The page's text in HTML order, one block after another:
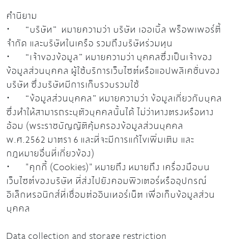
คำนิยาม
· “บริษัท” หมายความว่า บริษัท เออเบิ้ล พร็อพเพอร์ตี้
จำกัด และบริษัทในเครือ รวมถึงบริษัทร่วมทุน
· “เจ้าของข้อมูล” หมายความว่า บุคคลซึ่งเป็นเจ้าของ
ข้อมูลส่วนบุคคล ผู้ใช้บริการเว็บไซต์หรือแอปพลิเคชั่นของ
บริษัท ซึ่งบริษัทมีการเก็บรวบรวมใช้
· “ข้อมูลส่วนบุคคล” หมายความว่า ข้อมูลเกี่ยวกับบุคล
ซึ่งทำให้สามารถระบุตัวบุคคลนั้นได้ ไม่ว่าทางตรงหรือทาง
อ้อม (พระราชบัญญัติคุ้มครองข้อมูลส่วนบุคคล
พ.ศ.2562 มาตรา 6 และที่จะมีการแก้ไขเพิ่มเติม และ
กฎหมายอื่นที่เกี่ยวข้อง)
· "คุกกี้ (Cookies)" หมายถึง หมายถึง เครื่องมือบน
เว็บไซต์ของบริษัท ที่ส่งไปยังคอมพิวเตอร์หรืออุปกรณ์
อิเล็กทรอนิกส์ที่เชื่อมต่ออินเทอร์เน็ต เพื่อเก็บข้อมูลส่วน
บุคคล
Data collection and storage restriction